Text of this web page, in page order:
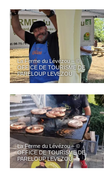
La Ferme du Lévézou – ©
OFFICE DE TOURISME DE
PARELOUP LEVEZOU
La Ferme du Lévézou – ©
OFFICE DE TOURISME DE
PARELOUP LEVEZOU